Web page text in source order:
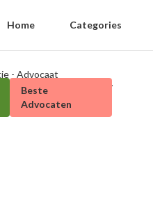
Home Categories
Beste
Advocaten